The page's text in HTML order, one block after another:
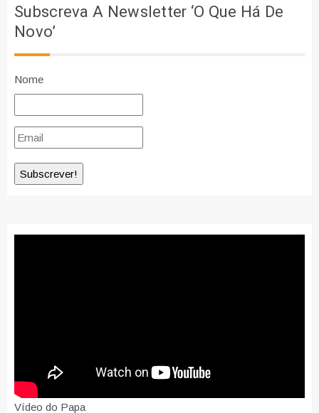
Subscreva A Newsletter ‘O Que Há De
Novo’
Nome
Vídeo do Papa